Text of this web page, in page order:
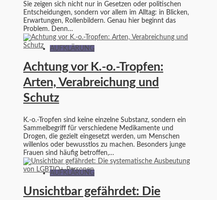
Sie zeigen sich nicht nur in Gesetzen oder politischen
Entscheidungen, sondern vor allem im Alltag: in Blicken,
Erwartungen, Rollenbildern. Genau hier beginnt das
Problem. Denn…
AUFKLÄRUNG
Achtung vor K.-o.-Tropfen:
Arten, Verabreichung und
Schutz
K.-o.-Tropfen sind keine einzelne Substanz, sondern ein
Sammelbegriff für verschiedene Medikamente und
Drogen, die gezielt eingesetzt werden, um Menschen
willenlos oder bewusstlos zu machen. Besonders junge
Frauen sind häufig betroffen,…
AUFKLÄRUNG
Unsichtbar gefährdet: Die